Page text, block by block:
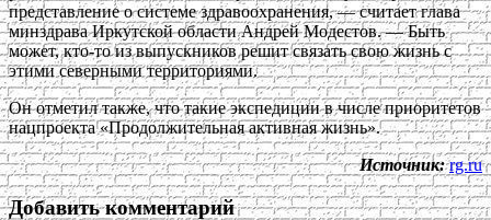
представление о системе здравоохранения, — считает глава
минздрава Иркутской области Андрей Модестов. — Быть
может, кто-то из выпускников решит связать свою жизнь с
этими северными территориями.
Он отметил также, что такие экспедиции в числе приоритетов
нацпроекта «Продолжительная активная жизнь».
Источник: rg.ru
Добавить комментарий